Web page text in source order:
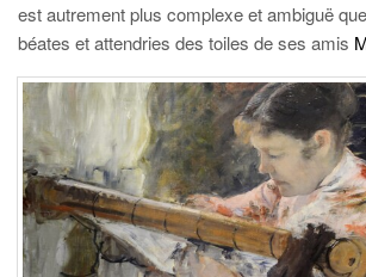
est autrement plus complexe et ambiguë
béates et attendries des toiles de ses amis